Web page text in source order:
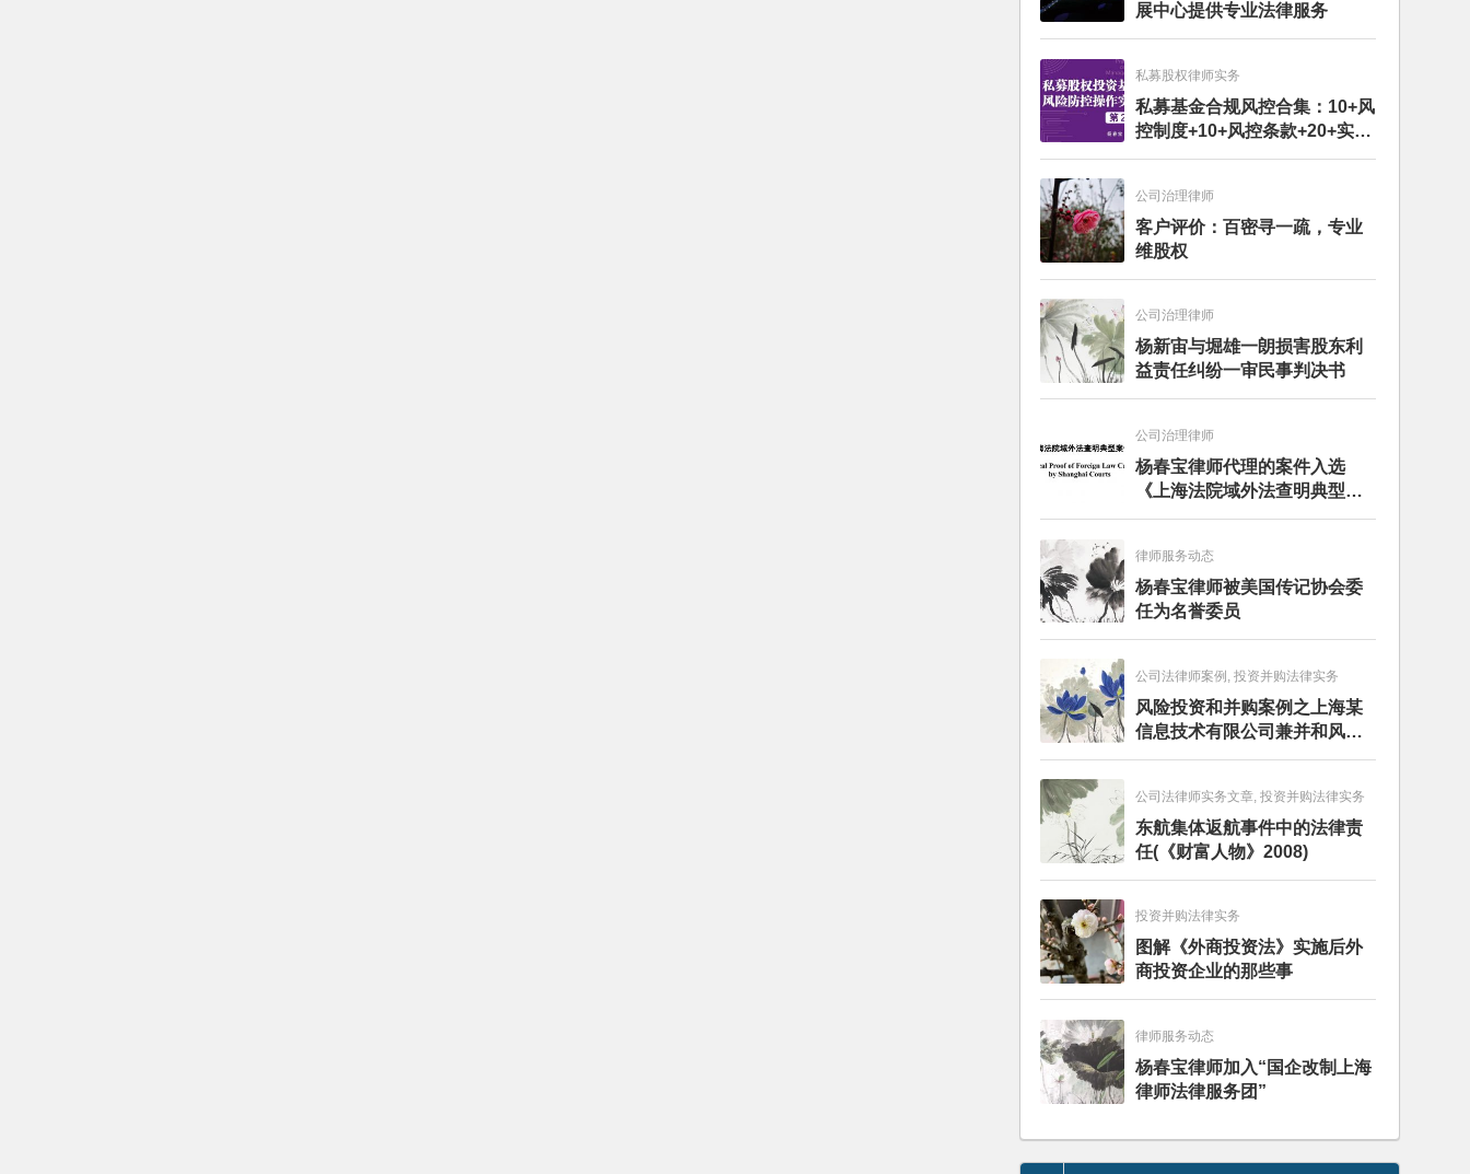
展中心提供专业法律服务
私募股权律师实务
私募基金合规风控合集：10+风
控制度+10+风控条款+20+实务
文章+每月动态
公司治理律师
客户评价：百密寻一疏，专业
维股权
公司治理律师
杨新宙与堀雄一朗损害股东利
益责任纠纷一审民事判决书
公司治理律师
杨春宝律师代理的案件入选
《上海法院域外法查明典型案
例》
律师服务动态
杨春宝律师被美国传记协会委
任为名誉委员
公司法律师案例, 投资并购法律实务
风险投资和并购案例之上海某
信息技术有限公司兼并和风险
投资服务
公司法律师实务文章, 投资并购法律实务
东航集体返航事件中的法律责
任(《财富人物》2008)
投资并购法律实务
图解《外商投资法》实施后外
商投资企业的那些事
律师服务动态
杨春宝律师加入“国企改制上海
律师法律服务团”